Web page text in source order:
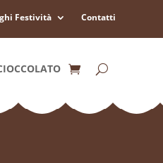
Festività Contatti